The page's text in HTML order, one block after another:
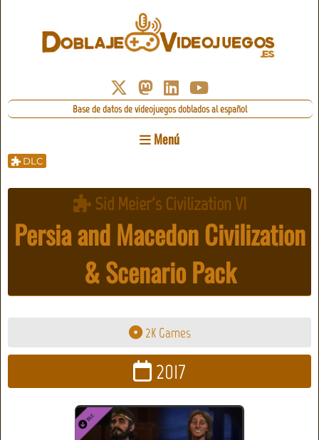
Base de datos de videojuegos doblados al español
Menú
DLC
Sid Meier's Civilization VI
Persia and Macedon Civilization
& Scenario Pack
2K Games
2017